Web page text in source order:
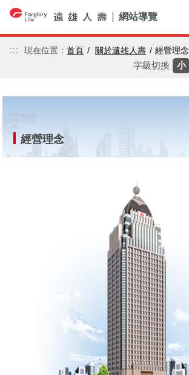
跳到主要內容區塊
網站導覽
::: 現在位置： 首頁 關於遠雄人壽 經營理念
字級切換 小
經營理念